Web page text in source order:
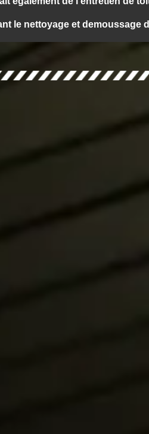
le nettoyage et demoussage